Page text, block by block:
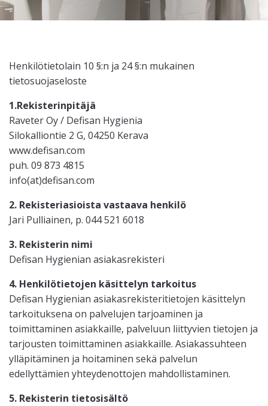
Henkilötietolain 10 §:n ja 24 §:n mukainen
tietosuojaseloste
1.Rekisterinpitäjä
Raveter Oy / Defisan Hygienia
Silokalliontie 2 G, 04250 Kerava
www.defisan.com
puh. 09 873 4815
info(at)defisan.com
2. Rekisteriasioista vastaava henkilö
Jari Pulliainen, p. 044 521 6018
3. Rekisterin nimi
Defisan Hygienian asiakasrekisteri
4. Henkilötietojen käsittelyn tarkoitus
Defisan Hygienian asiakasrekisteritietojen käsittelyn
tarkoituksena on palvelujen tarjoaminen ja
toimittaminen asiakkaille, palveluun liittyvien tietojen ja
tarjousten toimittaminen asiakkaille. Asiakassuhteen
ylläpitäminen ja hoitaminen sekä palvelun
edellyttämien yhteydenottojen mahdollistaminen.
5. Rekisterin tietosisältö